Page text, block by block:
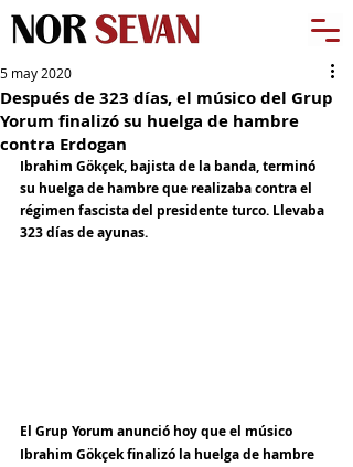
Después de 323 días, el músico del Grup
Yorum finalizó su huelga de hambre
contra Erdogan
5 may 2020
Ibrahim Gökçek, bajista de la banda, terminó
su huelga de hambre que realizaba contra el
régimen fascista del presidente turco. Llevaba
323 días de ayunas.
El Grup Yorum anunció hoy que el músico
Ibrahim Gökçek finalizó la huelga de hambre